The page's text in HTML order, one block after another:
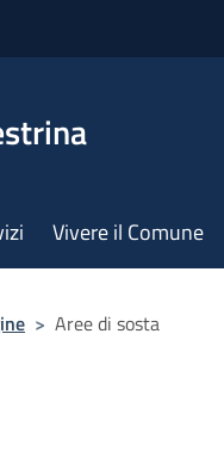
Vivere il Comune
> Aree di sosta